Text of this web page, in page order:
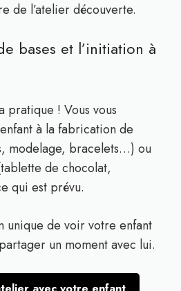
de l’atelier découverte.
bases et l’initiation à
pratique ! Vous vous
à la fabrication de
modelage, bracelets…) ou
de chocolat,
qui est prévu.
unique de voir votre enfant
un moment avec lui.